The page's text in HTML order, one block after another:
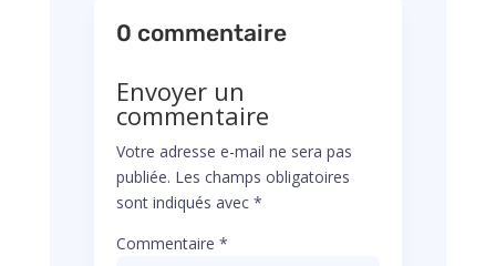
0 commentaire
Envoyer un
commentaire
Votre adresse e-mail ne sera pas
publiée. Les champs obligatoires
sont indiqués avec *
Commentaire *